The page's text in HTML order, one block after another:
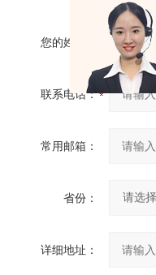
您的姓名：
联系电话：
常用邮箱：
省份：
详细地址：